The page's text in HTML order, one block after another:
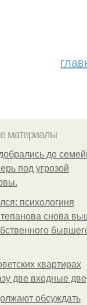
материалы
до
под угрозой
психологиня
снова
квартирах
две входные
обсуждать